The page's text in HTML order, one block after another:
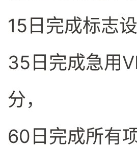
15日完成标志设
35日完成急用
分，
60日完成所有